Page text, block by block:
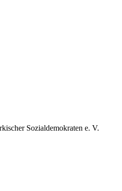
Sozialdemokraten e. V.